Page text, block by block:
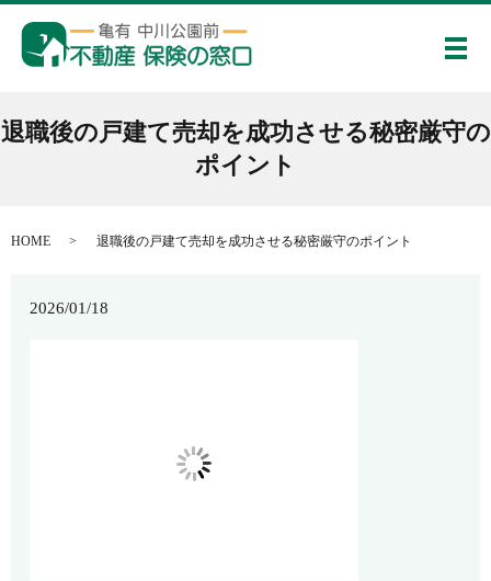
メ
退職後の戸建て売却を成功させる秘密厳守の
ポイント
HOME 退職後の戸建て売却を成功させる秘密厳守のポイント
2026/01/18